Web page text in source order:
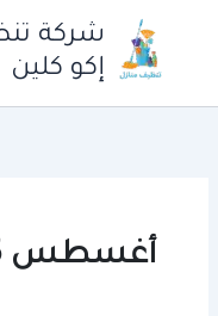
المحتوى
شركة
إكو كلين
أغسطس 2025